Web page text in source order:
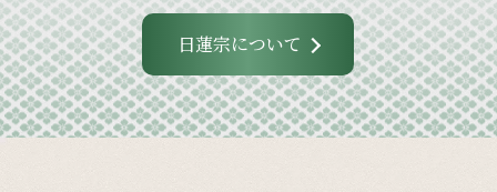
日蓮宗について